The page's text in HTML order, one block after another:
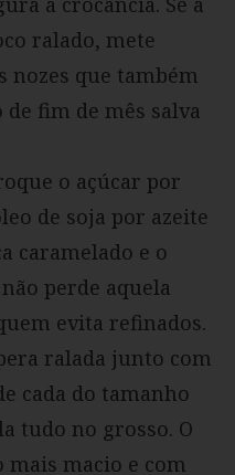
ralado, mete
nozes que também
fim de mês salva
o açúcar por
de soja por azeite
caramelado e o
perde aquela
evita refinados.
ralada junto com
cada do tamanho
tudo no grosso. O
macio e com